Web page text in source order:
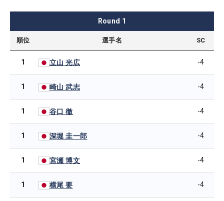
Round 1
順位 選手名 SC
1 立山 光広 -4
1 崎山 武志 -4
1 谷口 徹 -4
1 深堀 圭一郎 -4
1 宮瀬 博文 -4
1 横尾 要 -4